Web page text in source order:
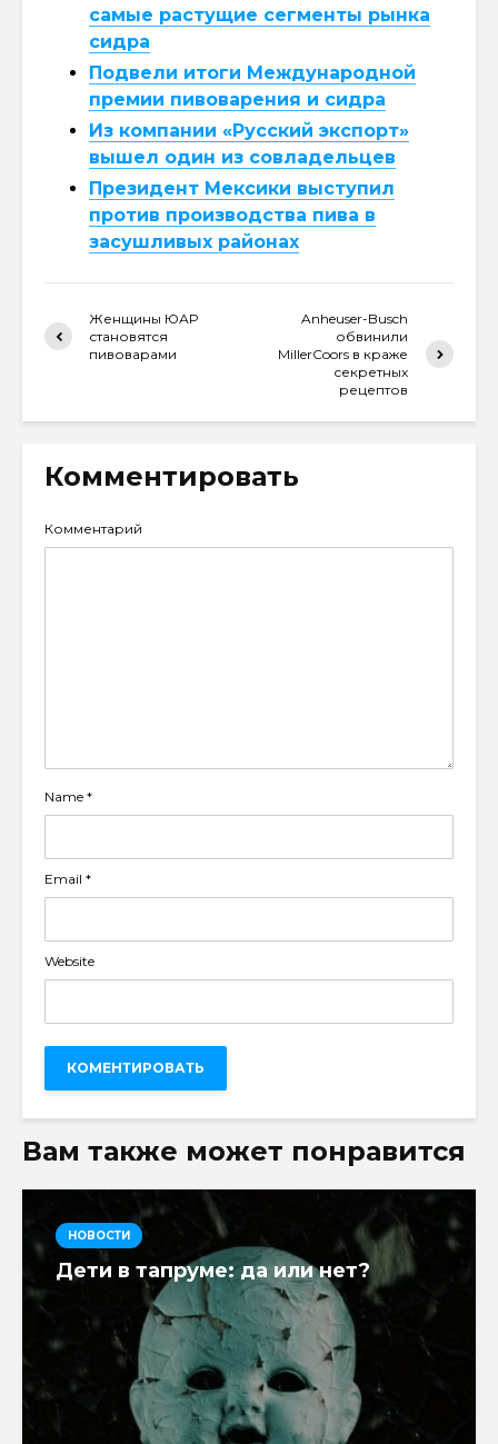
самые растущие сегменты рынка
сидра
Подвели итоги Международной
премии пивоварения и сидра
Из компании «Русский экспорт»
вышел один из совладельцев
Президент Мексики выступил
против производства пива в
засушливых районах
Женщины ЮАР
становятся
пивоварами
Anheuser-Busch
обвинили
MillerCoors в краже
секретных
рецептов
Комментировать
Комментарий
Name *
Email *
Website
Вам также может понравится
НОВОСТИ
Дети в тапруме: да или нет?